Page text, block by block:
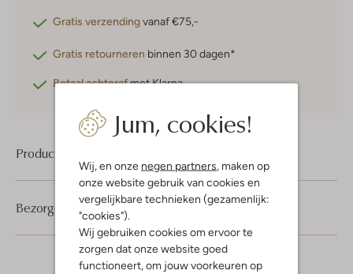
Jum, cookies!
Wij, en onze negen partners, maken op
onze website gebruik van cookies en
vergelijkbare technieken (gezamenlijk:
"cookies").
Wij gebruiken cookies om ervoor te
zorgen dat onze website goed
functioneert, om jouw voorkeuren op
Gratis verzendingvanaf €75,-
Gratis retourneren binnen 30 dagen*
Betaal achterafmet Klarna
Product informatie
Bezorgen & retourneren